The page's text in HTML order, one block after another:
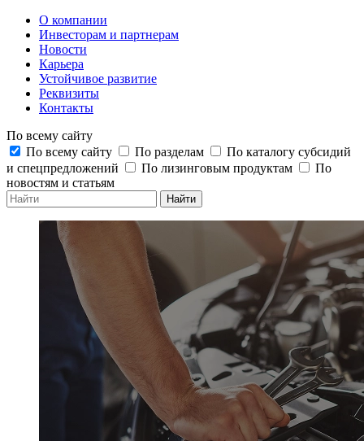
О компании
Инвесторам и партнерам
Новости
Карьера
Устойчивое развитие
Реквизиты
Контакты
По всему сайту
По всему сайту
По разделам
По каталогу субсидий
и спецпредложений
По лизинговым продуктам
По
новостям и статьям
Найти